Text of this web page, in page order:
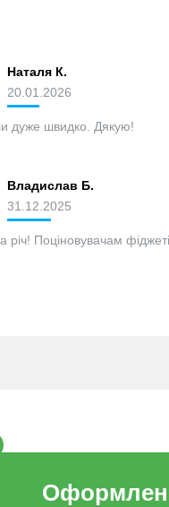
Наталя К.
20.01.2026
дуже швидко. Дякую!
Владислав Б.
31.12.2025
річ! Поціновувачам